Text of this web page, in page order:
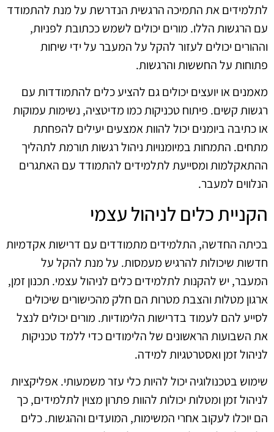
לתלמידים את התמיכה הרגשית הנדרשת על מנת להתמודד
עם הרגשות הללו. מורים יכולים לשמש ככתובת לפניות,
וההורים יכולים לעזור להקל על המעבר על ידי שיחות
פתוחות על החששות והרגשות.
מאמנים או יועצים יכולים גם להציע כלים להתמודדות עם
רגשות קשים. פיתוח טכניקות כמו מדיטציה, נשימות עמוקות
או כתיבה ביומנים יכול להוות אמצעים יעילים להפחתת
מתחים. התמחות במיומנויות ניהול רגשות תורמת לתהליך
ההתאקלמות ומסייעת לתלמידים להתמודד עם האתגרים
הנלווים למעבר.
הקניית כלים לניהול עצמי
בכיתה החדשה, התלמידים מתמודדים עם דרישות אקדמיות
חדשות שיכולות להרגיש מעמסות. על מנת להקל על
המעבר, יש להקנות לתלמידים כלים לניהול עצמי. תכנון זמן,
ארגון מטלות והצבת מטרות הם חלק מהכישורים שיכולים
לסייע להם לעמוד בדרישות הלימודיות. מורים יכולים לנצל
את השבועות הראשונים של הלימודים כדי ללמד טכניקות
לניהול זמן ואסטרטגיות למידה.
שימוש בטכנולוגיה יכול להיות כלי עזר משמעותי. אפליקציות
לניהול זמן ומטלות יכולות להוות פתרון מצוין לתלמידים, כך
הם יוכלו לעקוב אחרי המשימות, המועדים וההגשות. כלים